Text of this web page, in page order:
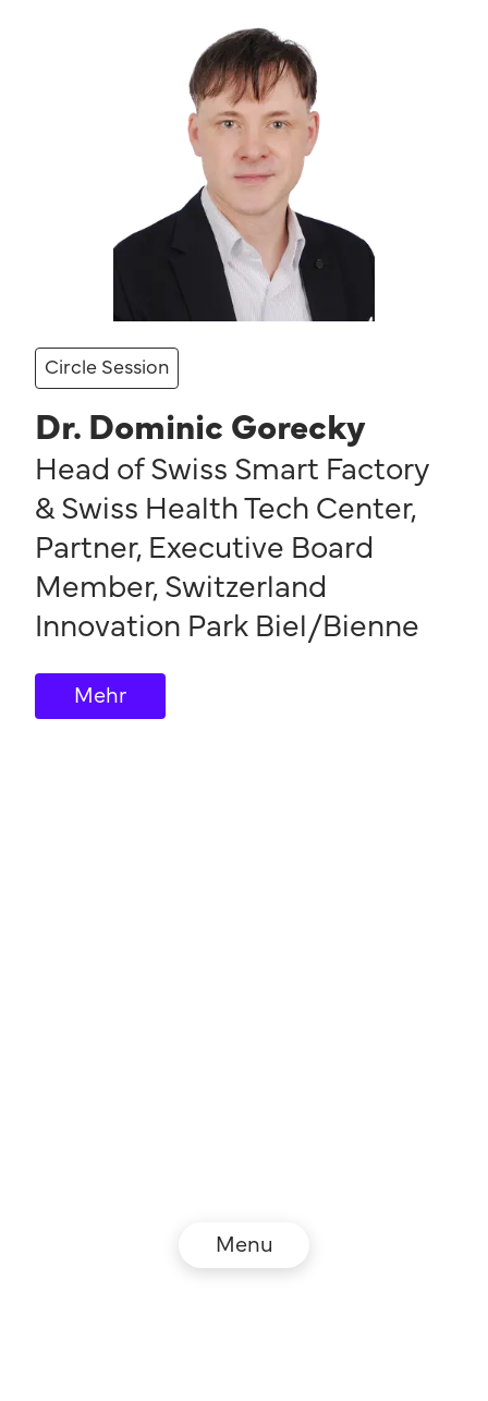
Menu
Circle Session
Dr. Dominic Gorecky
Head of Swiss Smart Factory
& Swiss Health Tech Center,
Partner, Executive Board
Member, Switzerland
Innovation Park Biel/Bienne
Mehr